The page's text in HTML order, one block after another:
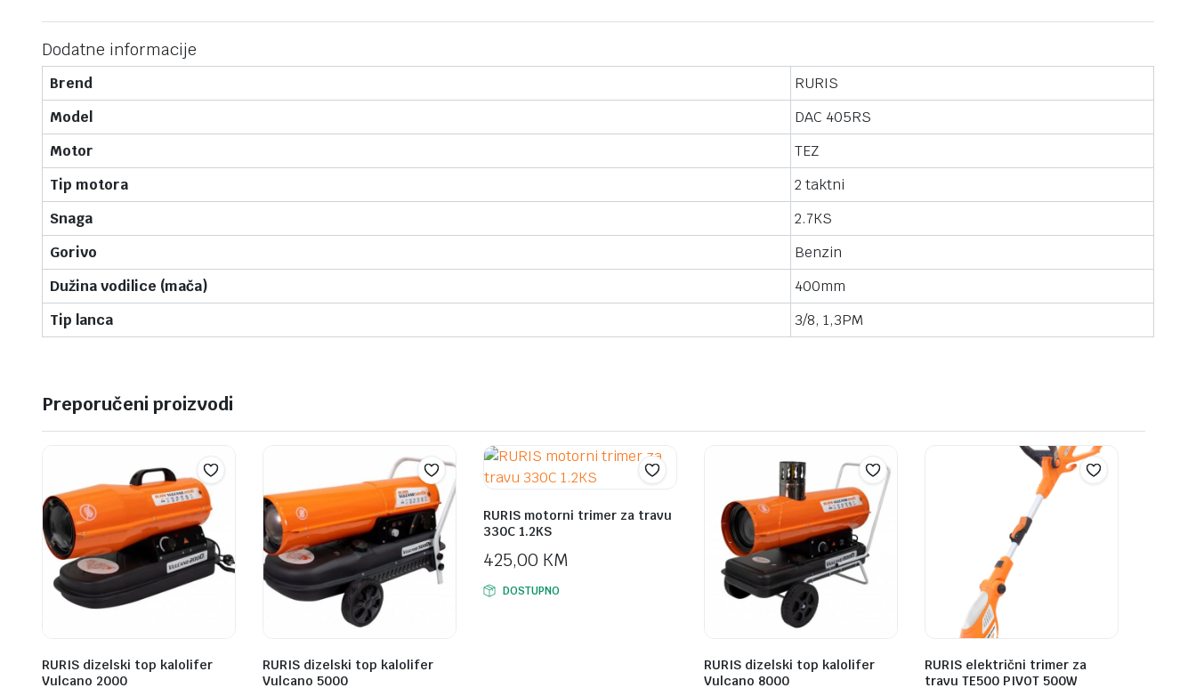
Dodatne informacije
Brend
RURIS
Model
DAC 405RS
Motor
TEZ
Tip motora
2 taktni
Snaga
2.7KS
Gorivo
Benzin
Dužina vodilice (mača)
400mm
Tip lanca
3/8, 1,3PM
Preporučeni proizvodi
RURIS dizelski top kalolifer
Vulcano 2000
RURIS dizelski top kalolifer
Vulcano 5000
RURIS motorni trimer za travu
330C 1.2KS
425,00 KM
DOSTUPNO
RURIS dizelski top kalolifer
Vulcano 8000
RURIS električni trimer za
travu TE500 PIVOT 500W